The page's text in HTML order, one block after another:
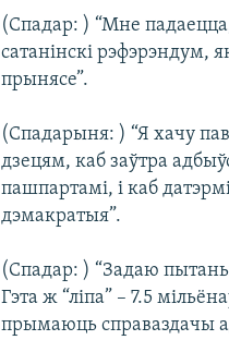
(Спадар: ) “Мне
сатанінскі рэфэрэндум,
прынясе”.
(Спадарыня: ) “Я хачу
дзецям, каб заўтра
пашпартамі, і каб
дэмакратыя”.
(Спадар: ) “Задаю
Гэта ж “ліпа” – 7.5
прымаюць справаздачы